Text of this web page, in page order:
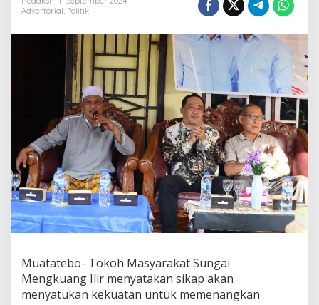
JADI
Advertorial, Politik
Muatatebo- Tokoh Masyarakat Sungai
Mengkuang Ilir menyatakan sikap akan
menyatukan kekuatan untuk memenangkan